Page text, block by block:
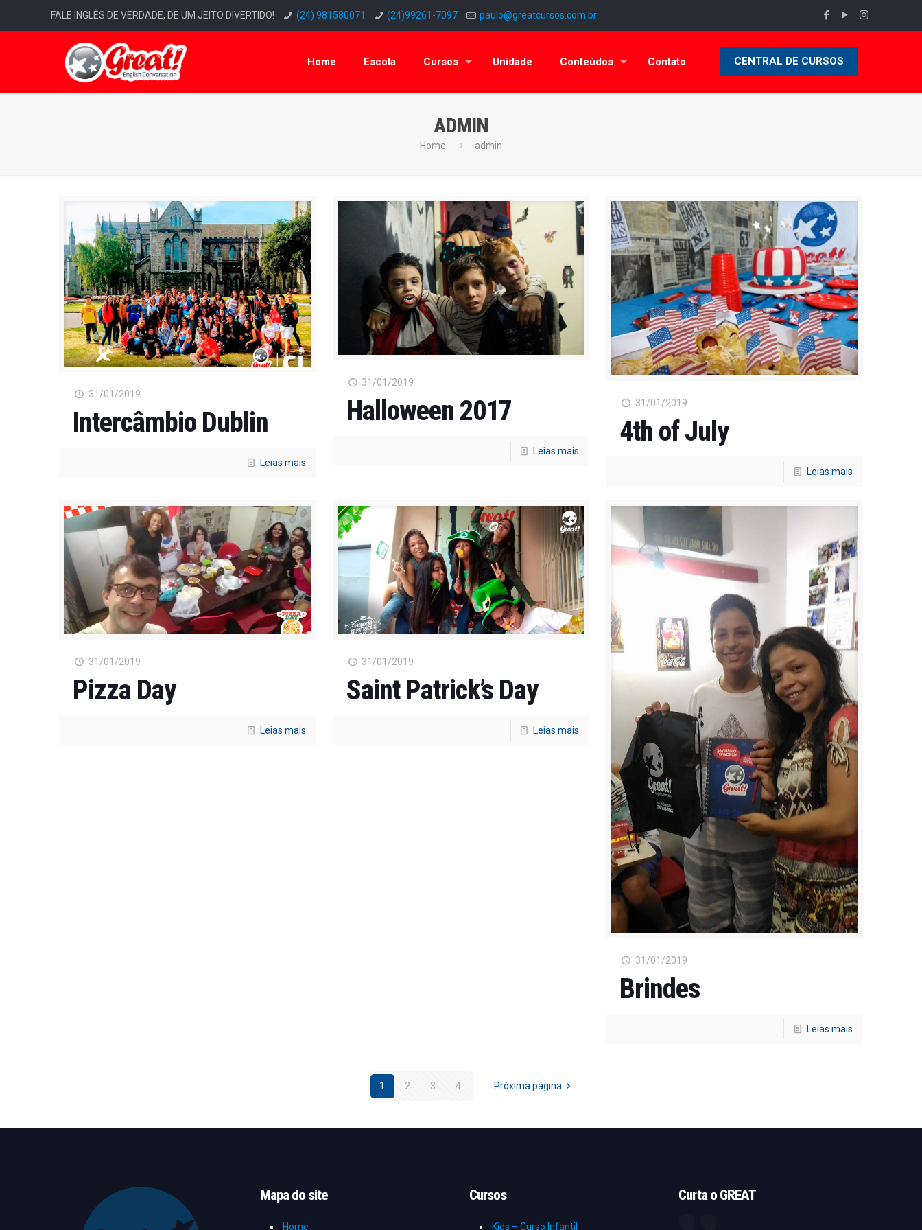
FALE INGLÊS DE VERDADE, DE UM JEITO DIVERTIDO! (24) 981580071 (24)99261-7097 paulo@greatcursos.com.br
Home Escola Cursos Unidade Conteúdos Contato CENTRAL DE CURSOS
ADMIN
Home admin
31/01/2019
Intercâmbio Dublin
Leias mais
31/01/2019
Halloween 2017
Leias mais
31/01/2019
4th of July
Leias mais
31/01/2019
Pizza Day
Leias mais
31/01/2019
Saint Patrick’s Day
Leias mais
31/01/2019
Brindes
Leias mais
1 2 3 4 Próxima página
Mapa do site
Home
Cursos
Kids – Curso Infantil
Curta o GREAT